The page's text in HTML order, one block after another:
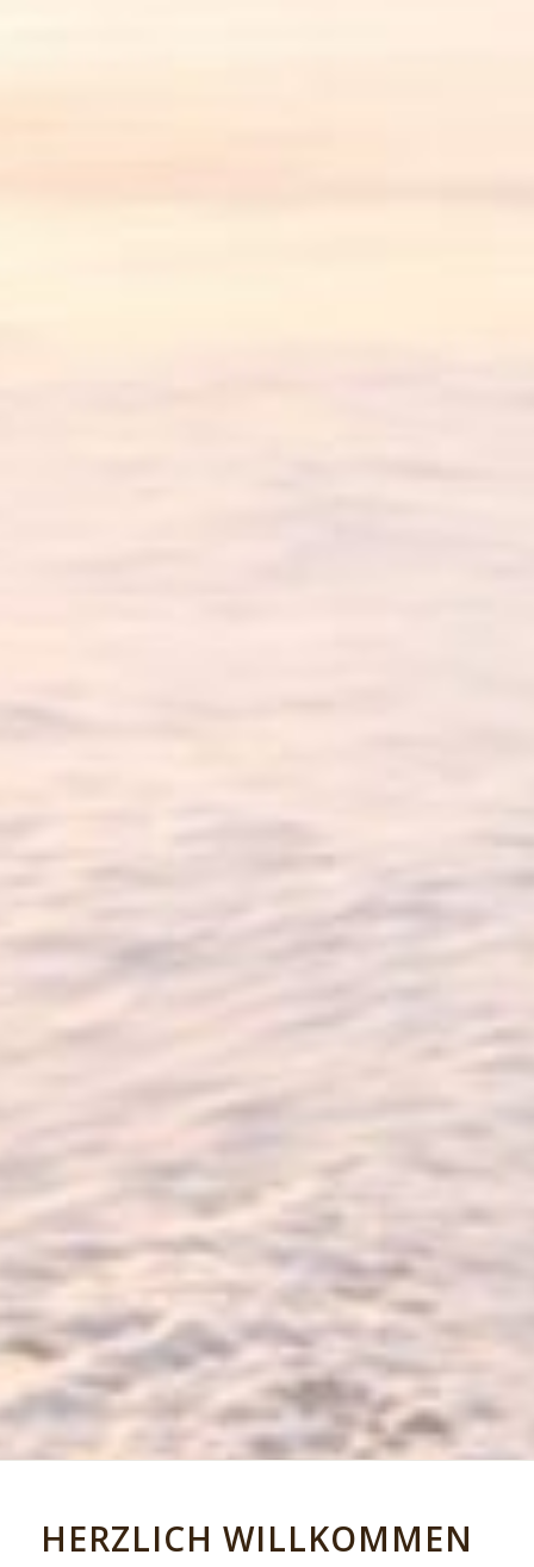
HERZLICH WILLKOMMEN